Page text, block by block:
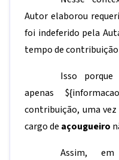
Autor elaborou
foi indeferido pela
tempo de
Isso
apenas
contribuição, uma vez
cargo de açougueiro
Assim,